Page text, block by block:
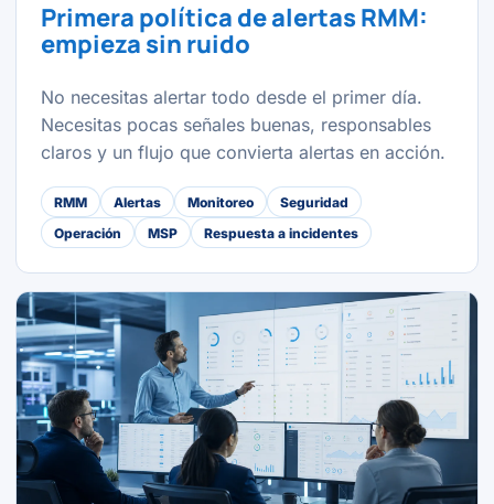
Primera política de alertas RMM:
empieza sin ruido
No necesitas alertar todo desde el primer día.
Necesitas pocas señales buenas, responsables
claros y un flujo que convierta alertas en acción.
RMM Alertas Monitoreo
Seguridad
Operación
MSP Respuesta a incidentes